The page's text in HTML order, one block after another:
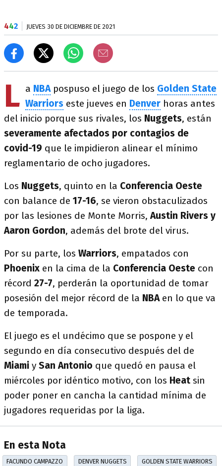
442 JUEVES 30 DE DICIEMBRE DE 2021
L a NBA pospuso el juego de los Golden State
Warriors este jueves en Denver horas antes
del inicio porque sus rivales, los Nuggets, están
severamente afectados por contagios de
covid-19 que le impidieron alinear el mínimo
reglamentario de ocho jugadores.
Los Nuggets, quinto en la Conferencia Oeste
con balance de 17-16, se vieron obstaculizados
por las lesiones de Monte Morris,Austin Rivers y
Aaron Gordon, además del brote del virus.
Por su parte, los Warriors, empatados con
Phoenix en la cima de la Conferencia Oeste con
récord 27-7, perderán la oportunidad de tomar
posesión del mejor récord de la NBA en lo que va
de temporada.
El juego es el undécimo que se pospone y el
segundo en día consecutivo después del de
Miami y San Antonio que quedó en pausa el
miércoles por idéntico motivo, con los Heat sin
poder poner en cancha la cantidad mínima de
jugadores requeridas por la liga.
En esta Nota
FACUNDO CAMPAZZO DENVER NUGGETS GOLDEN STATE WARRIORS